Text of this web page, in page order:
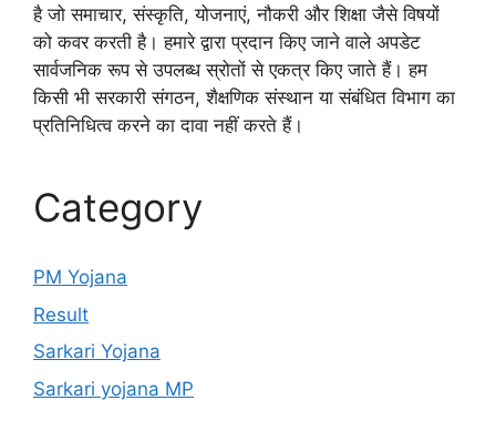
है जो समाचार, संस्कृति, योजनाएं, नौकरी और शिक्षा जैसे विषयों
को कवर करती है। हमारे द्वारा प्रदान किए जाने वाले अपडेट
सार्वजनिक रूप से उपलब्ध स्रोतों से एकत्र किए जाते हैं। हम
किसी भी सरकारी संगठन, शैक्षणिक संस्थान या संबंधित विभाग का
प्रतिनिधित्व करने का दावा नहीं करते हैं।
Category
PM Yojana
Result
Sarkari Yojana
Sarkari yojana MP